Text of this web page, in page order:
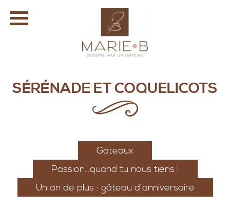
SÉRÉNADE ET COQUELICOTS
Gateaux
Passion…quand tu nous tiens !
Un an de plus : gâteau d'anniversaire